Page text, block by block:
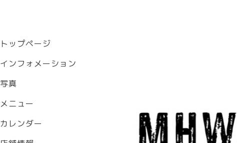
トップページ
インフォメーション
写真
メニュー
カレンダー